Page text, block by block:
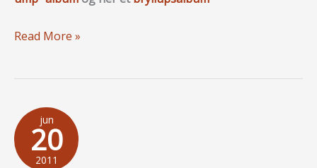
Kreativ
Album…
Read More »
jun
20
2011